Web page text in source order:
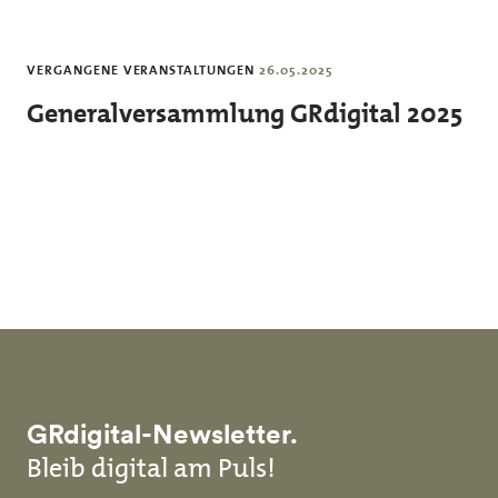
VERGANGENE VERANSTALTUNGEN 26.05.2025
Generalversammlung GRdigital 2025
GRdigital-Newsletter.
Bleib digital am Puls!